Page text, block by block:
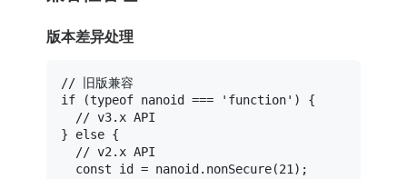
版本差异处理
// 旧版兼容
if (typeof nanoid === 'function' ) {
// v3.x API
} else {
// v2.x API
const id = nanoid. nonSecure(21 );